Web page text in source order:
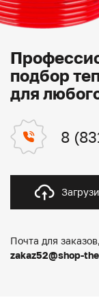
подбор
для
8
Почта для
zakaz52@shop-